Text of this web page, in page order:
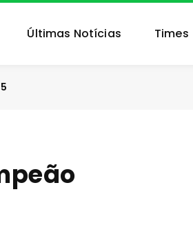
Últimas Notícias Times